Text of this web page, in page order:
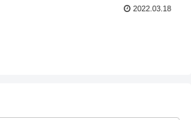
2022.03.18